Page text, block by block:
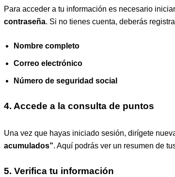
Para acceder a tu información es necesario
contraseña. Si no tienes cuenta, deberás
Nombre completo
Correo electrónico
Número de seguridad social
4. Accede a la consulta de puntos
Una vez que hayas iniciado sesión, dirígete
acumulados”. Aquí podrás ver un resumen de
5. Verifica tu información